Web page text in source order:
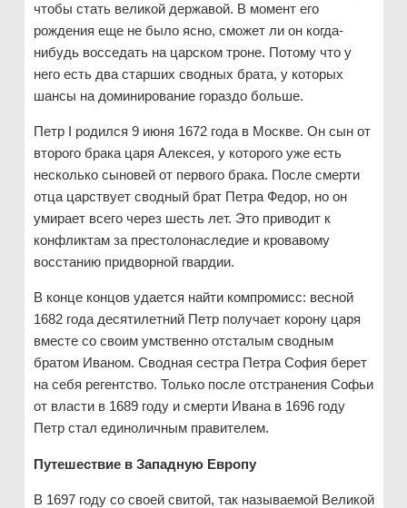
чтобы стать великой державой. В момент его
рождения еще не было ясно, сможет ли он когда-
нибудь восседать на царском троне. Потому что у
него есть два старших сводных брата, у которых
шансы на доминирование гораздо больше.
Петр I родился 9 июня 1672 года в Москве. Он сын от
второго брака царя Алексея, у которого уже есть
несколько сыновей от первого брака. После смерти
отца царствует сводный брат Петра Федор, но он
умирает всего через шесть лет. Это приводит к
конфликтам за престолонаследие и кровавому
восстанию придворной гвардии.
В конце концов удается найти компромисс: весной
1682 года десятилетний Петр получает корону царя
вместе со своим умственно отсталым сводным
братом Иваном. Сводная сестра Петра София берет
на себя регентство. Только после отстранения Софьи
от власти в 1689 году и смерти Ивана в 1696 году
Петр стал единоличным правителем.
Путешествие в Западную Европу
В 1697 году со своей свитой, так называемой Великой